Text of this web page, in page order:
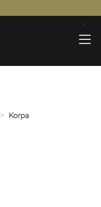
> Korpa